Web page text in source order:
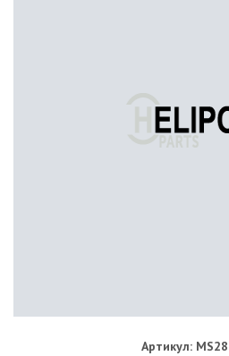
Артикул: